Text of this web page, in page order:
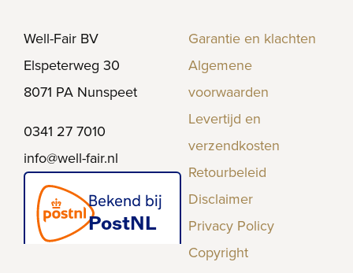
Well-Fair BV
Elspeterweg 30
8071 PA Nunspeet
0341 27 7010
info@well-fair.nl
Garantie en klachten
Algemene
voorwaarden
Levertijd en
verzendkosten
Retourbeleid
Disclaimer
Privacy Policy
Copyright